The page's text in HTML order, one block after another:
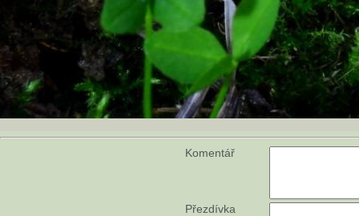
Komentář
Přezdívka